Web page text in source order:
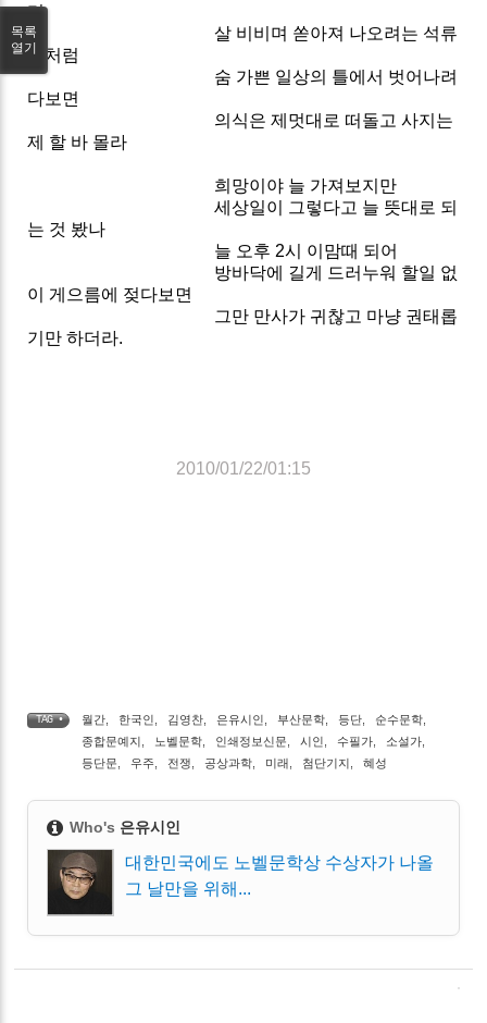
터
살 비비며 쏟아져 나오려는 석류
알처럼
숨 가쁜 일상의 틀에서 벗어나려
다보면
의식은 제멋대로 떠돌고 사지는
제 할 바 몰라
희망이야 늘 가져보지만
세상일이 그렇다고 늘 뜻대로 되
는 것 봤나
늘 오후 2시 이맘때 되어
방바닥에 길게 드러누워 할일 없
이 게으름에 젖다보면
그만 만사가 귀찮고 마냥 권태롭
기만 하더라.
2010/01/22/01:15
TAG • 월간 한국인 김영찬 은유시인 부산문학 등단 순수문학
종합문예지
노벨문학 인쇄정보신문 시인 수필가 소설가
등단문
우주 전쟁 공상과학 미래 첨단기지 혜성
Who's 은유시인
대한민국에도 노벨문학상 수상자가 나올
그 날만을 위해...
목록
열기